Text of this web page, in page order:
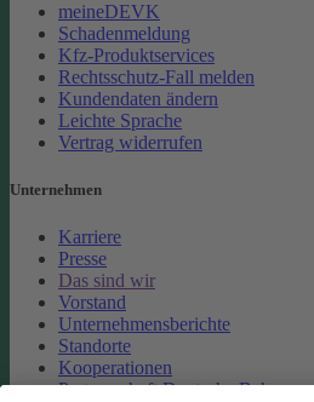
meineDEVK
Schadenmeldung
Kfz-Produktservices
Rechtsschutz-Fall melden
Kundendaten ändern
Leichte Sprache
Vertrag widerrufen
Unternehmen
Karriere
Presse
Das sind wir
Vorstand
Unternehmensberichte
Standorte
Kooperationen
Partnerschaft Deutsche Bahn